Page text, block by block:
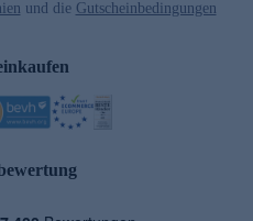
und die Gutscheinbedingungen